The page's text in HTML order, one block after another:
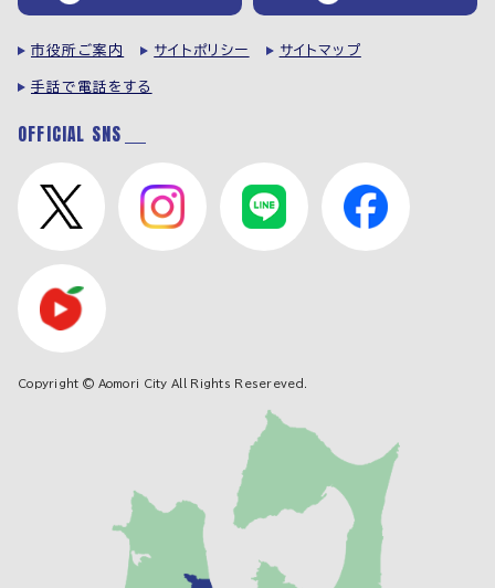
市役所ご案内 サイトポリシー サイトマップ
手話で電話をする
OFFICIAL SNS
Copyright © Aomori City All Rights Resereved.